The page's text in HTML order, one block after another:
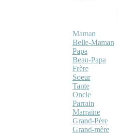
Maman
Belle-Maman
Papa
Beau-Papa
Frère
Soeur
Tante
Oncle
Parrain
Marraine
Grand-Père
Grand-mère